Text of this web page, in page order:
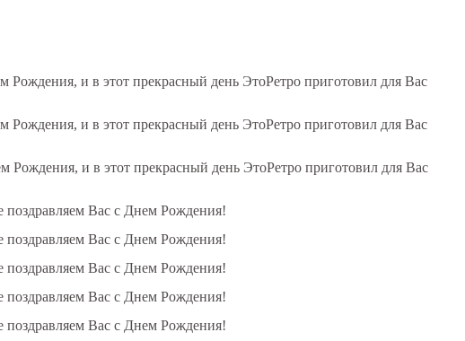
и в этот прекрасный день ЭтоРетро приготовил для Вас
и в этот прекрасный день ЭтоРетро приготовил для Вас
и в этот прекрасный день ЭтоРетро приготовил для Вас
Вас с Днем Рождения!
Вас с Днем Рождения!
Вас с Днем Рождения!
Вас с Днем Рождения!
Вас с Днем Рождения!